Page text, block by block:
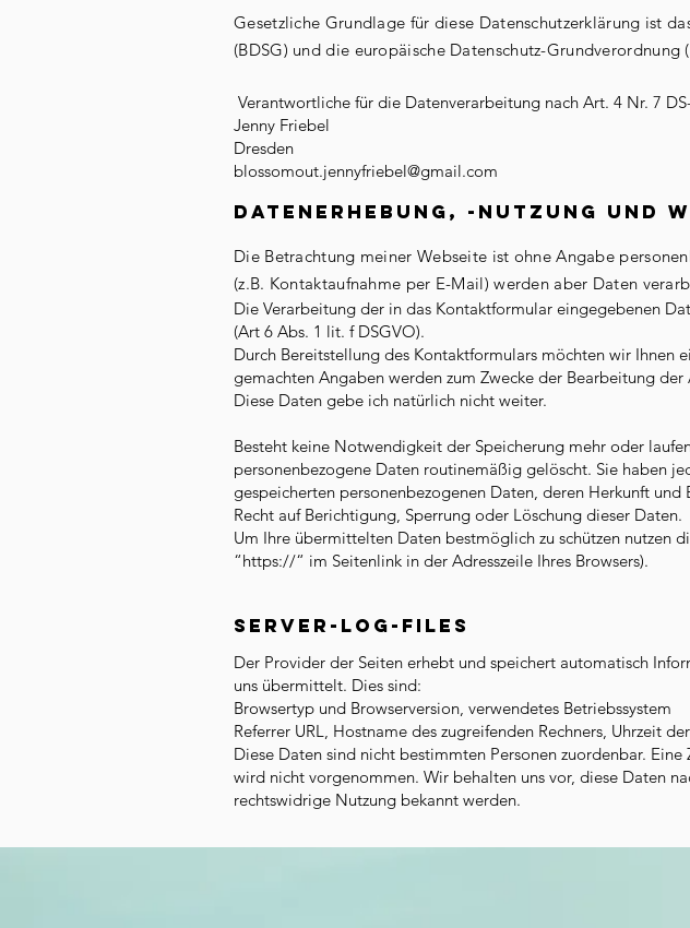
Gesetzliche Grundlage für diese Datenschutzerklärung ist
(BDSG) und die europäische Datenschutz-Grundverordnung
Verantwortliche für die Datenverarbeitung nach Art. 4 Nr. 7
Jenny Friebel
Dresden
blossomout.jennyfriebel@gmail.com
Datenerhebung, -nutzung und
Die Betrachtung meiner Webseite ist ohne Angabe
(z.B. Kontaktaufnahme per E-Mail) werden aber Daten
Die Verarbeitung der in das Kontaktformular eingegebenen
(Art 6 Abs. 1 lit. f DSGVO).
Durch Bereitstellung des Kontaktformulars möchten wir Ihnen
gemachten Angaben werden zum Zwecke der Bearbeitung
Diese Daten gebe ich natürlich nicht weiter.
Besteht keine Notwendigkeit der Speicherung mehr oder
personenbezogene Daten routinemäßig gelöscht. Sie haben
gespeicherten personenbezogenen Daten, deren Herkunft
Recht auf Berichtigung, Sperrung oder Löschung dieser Daten.
Um Ihre übermittelten Daten bestmöglich zu schützen nutzen
“https://“ im Seitenlink in der Adresszeile Ihres Browsers).
Server-Log-Files
Der Provider der Seiten erhebt und speichert automatisch
uns übermittelt. Dies sind:
Browsertyp und Browserversion, verwendetes Betriebssystem
Referrer URL, Hostname des zugreifenden Rechners, Uhrzeit
Diese Daten sind nicht bestimmten Personen zuordenbar.
wird nicht vorgenommen. Wir behalten uns vor, diese Daten
rechtswidrige Nutzung bekannt werden.